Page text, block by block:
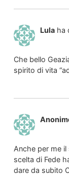
Lula ha
Che bello
spirito di vita
Anche per me
scelta di Fede
dare da subito